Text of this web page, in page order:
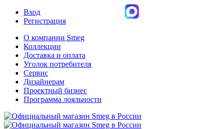
Вход
Регистрация
О компании Smeg
Коллекции
Доставка и оплата
Уголок потребителя
Сервис
Дизайнерам
Проектный бизнес
Программа лояльности